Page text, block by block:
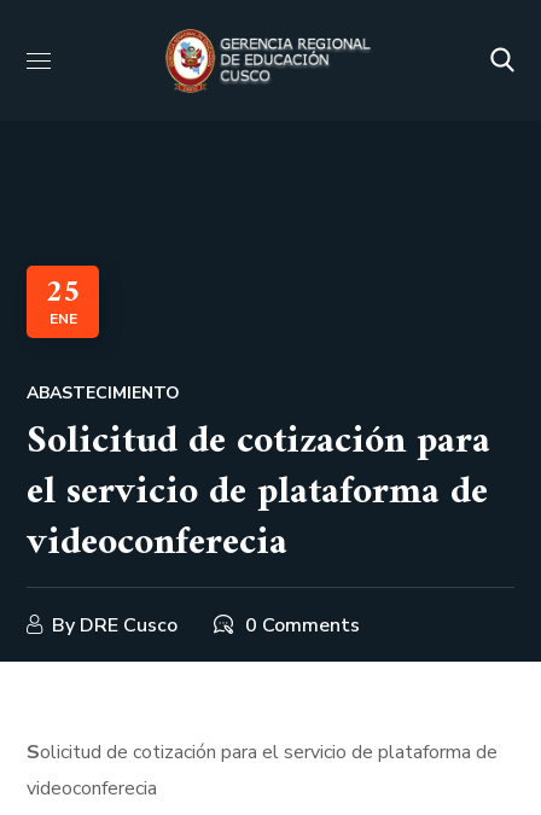
25
ENE
ABASTECIMIENTO
Solicitud de cotización para
el servicio de plataforma de
videoconferecia
By DRE Cusco 0 Comments
Solicitud de cotización para el servicio de plataforma de
videoconferecia